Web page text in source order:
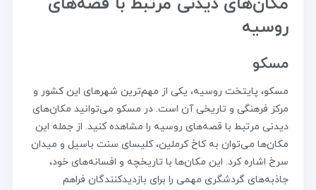
روسیه
مسکو
مسکو، پایتخت روسیه، یکی از مهم‌ترین شهرهای این کشور و
مرکز فرهنگی و تاریخی آن است. در مسکو می‌توانید مکان‌های
دیدنی مرتبط با قصه‌های روسیه را مشاهده کنید. از جمله این
مکان‌ها می‌توان به کاخ کرملین، کلیسای سنت باسیل و میدان
سرخ اشاره کرد. این مکان‌ها با تاریخچه و افسانه‌های خود،
جاذبه‌های گردشگری مهمی را برای بازدیدکنندگان فراهم